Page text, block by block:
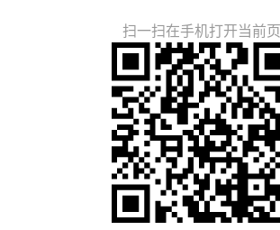
扫一扫在手机打开当前页